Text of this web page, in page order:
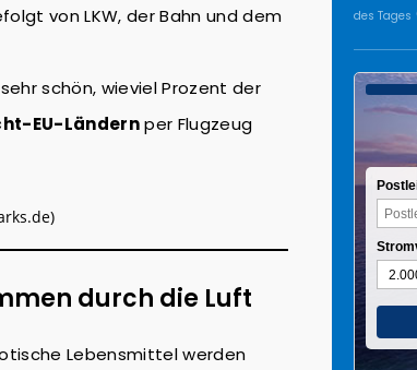
von LKW, der Bahn und dem
schön, wieviel Prozent der
EU-Ländernper Flugzeug
durch die Luft
Lebensmittel werden
des Tages